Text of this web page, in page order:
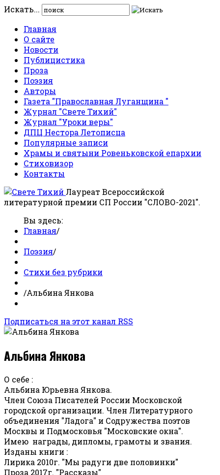
Искать...
Главная
О сайте
Новости
Публицистика
Проза
Поэзия
Авторы
Газета "Православная Луганщина "
Журнал "Свете Тихий"
Журнал "Уроки веры"
ДПЦ Нестора Летописца
Популярные записи
Храмы и святыни Ровеньковской епархии
Стиховизор
Контакты
Лауреат Всероссийской
литературной премии СП России "СЛОВО-2021".
Вы здесь:
Главная/
Поэзия/
Стихи без рубрики
/Альбина Янкова
Подписаться на этот канал RSS
Альбина Янкова
О себе :
Альбина Юрьевна Янкова.
Член Союза Писателей России Московской
городской организации. Член Литературного
объединения "Ладога" и Содружества поэтов
Москвы и Подмосковья "Московские окна".
Имею награды, дипломы, грамоты и звания.
Изданы книги :
Лирика 2010г. "Мы радуги две половинки"
Проза 2017г. "Рассказы"